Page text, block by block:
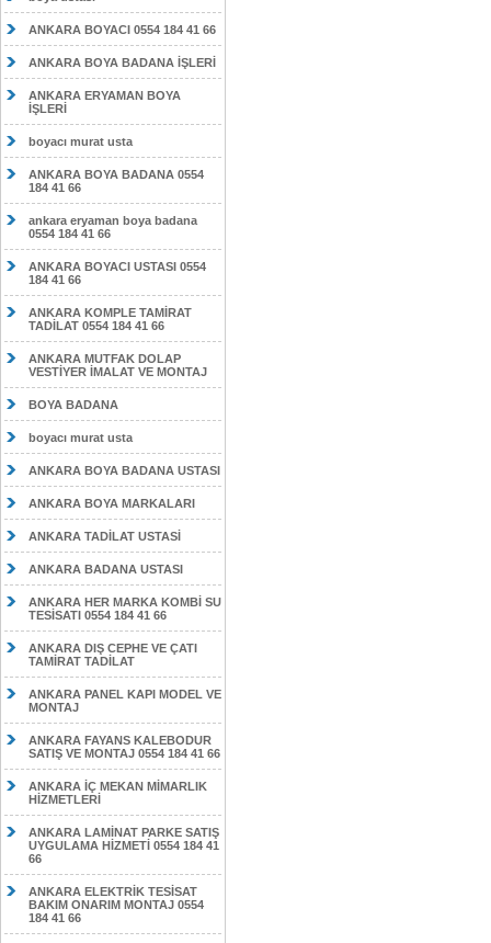
ANKARA BOYACI 0554 184 41 66
ANKARA BOYA BADANA İŞLERİ
ANKARA ERYAMAN BOYA
İŞLERİ
boyacı murat usta
ANKARA BOYA BADANA 0554
184 41 66
ankara eryaman boya badana
0554 184 41 66
ANKARA BOYACI USTASI 0554
184 41 66
ANKARA KOMPLE TAMİRAT
TADİLAT 0554 184 41 66
ANKARA MUTFAK DOLAP
VESTİYER İMALAT VE MONTAJ
BOYA BADANA
boyacı murat usta
ANKARA BOYA BADANA USTASI
ANKARA BOYA MARKALARI
ANKARA TADİLAT USTASİ
ANKARA BADANA USTASI
ANKARA HER MARKA KOMBİ SU
TESİSATI 0554 184 41 66
ANKARA DIŞ CEPHE VE ÇATI
TAMİRAT TADİLAT
ANKARA PANEL KAPI MODEL VE
MONTAJ
ANKARA FAYANS KALEBODUR
SATIŞ VE MONTAJ 0554 184 41 66
ANKARA İÇ MEKAN MİMARLIK
HİZMETLERİ
ANKARA LAMİNAT PARKE SATIŞ
UYGULAMA HİZMETİ 0554 184 41
66
ANKARA ELEKTRİK TESİSAT
BAKIM ONARIM MONTAJ 0554
184 41 66